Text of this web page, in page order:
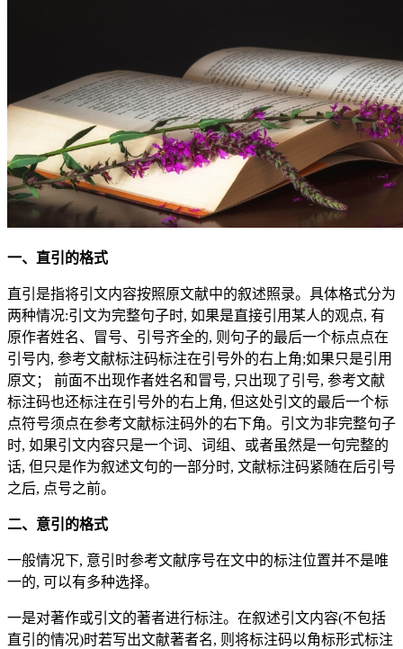
一、直引的格式
直引是指将引文内容按照原文献中的叙述照录。具体格式分为
两种情况:引文为完整句子时, 如果是直接引用某人的观点, 有
原作者姓名、冒号、引号齐全的, 则句子的最后一个标点点在
引号内, 参考文献标注码标注在引号外的右上角;如果只是引用
原文； 前面不出现作者姓名和冒号, 只出现了引号, 参考文献
标注码也还标注在引号外的右上角, 但这处引文的最后一个标
点符号须点在参考文献标注码外的右下角。引文为非完整句子
时, 如果引文内容只是一个词、词组、或者虽然是一句完整的
话, 但只是作为叙述文句的一部分时, 文献标注码紧随在后引号
之后, 点号之前。
二、意引的格式
一般情况下, 意引时参考文献序号在文中的标注位置并不是唯
一的, 可以有多种选择。
一是对著作或引文的著者进行标注。在叙述引文内容(不包括
直引的情况)时若写出文献著者名, 则将标注码以角标形式标注